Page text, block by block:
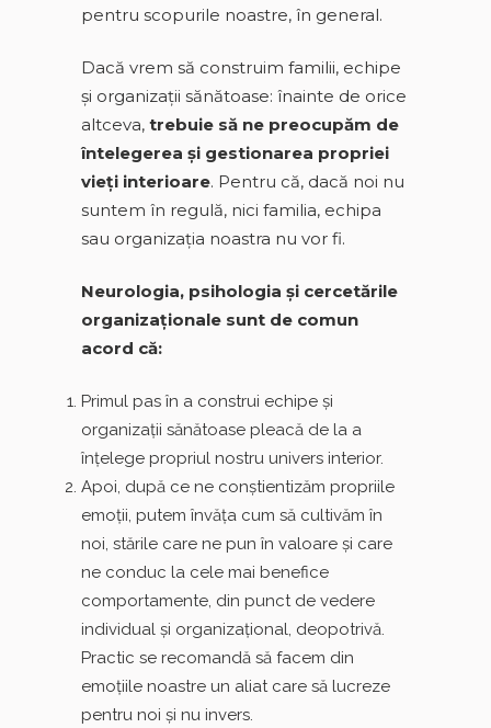
pentru scopurile noastre, în general.
Dacă vrem să construim familii, echipe
şi organizaţii sănătoase: înainte de orice
altceva, trebuie să ne preocupăm de
întelegerea şi gestionarea propriei
vieţi interioare. Pentru că, dacă noi nu
suntem în regulă, nici familia, echipa
sau organizaţia noastra nu vor fi.
Neurologia, psihologia şi cercetările
organizaţionale sunt de comun
acord că:
Primul pas în a construi echipe şi
organizaţii sănătoase pleacă de la a
înţelege propriul nostru univers interior.
Apoi, după ce ne conştientizăm propriile
emoţii, putem învăţa cum să cultivăm în
noi, stările care ne pun în valoare şi care
ne conduc la cele mai benefice
comportamente, din punct de vedere
individual şi organizaţional, deopotrivă.
Practic se recomandă să facem din
emoţiile noastre un aliat care să lucreze
pentru noi şi nu invers.